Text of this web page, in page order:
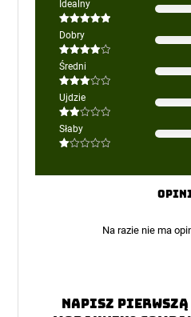
Idealny
Oceniono
na 5
Dobry
Oceniono
4na 5
Średni
Oceniono
3na 5
Ujdzie
Oceniono
2na
5
Słaby
na
Na razie nie ma
Napisz